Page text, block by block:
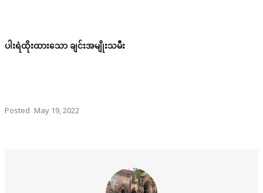
ပါးရဲထိုးထားသော ချင်းအမျိုးသမီး
Posted May 19, 2022